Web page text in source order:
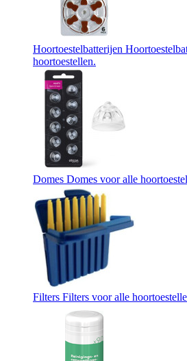
Hoortoestelbatterijen
hoortoestellen.
Domes Domes voor alle
Filters Filters voor alle